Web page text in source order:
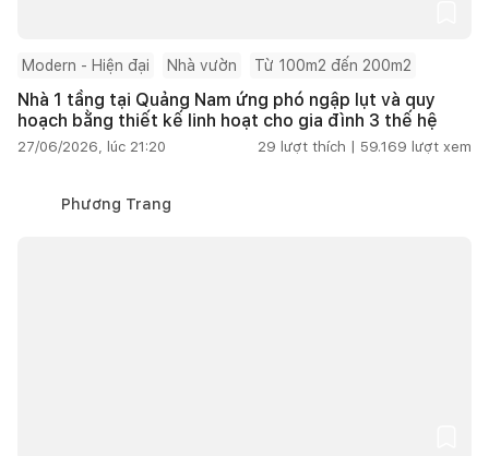
Modern - Hiện đại Nhà vườn Từ 100m2 đến 200m2
Nhà 1 tầng tại Quảng Nam ứng phó ngập lụt và quy
hoạch bằng thiết kế linh hoạt cho gia đình 3 thế hệ
27/06/2026, lúc 21:20 29 lượt thích | 59.169 lượt xem
Phương Trang